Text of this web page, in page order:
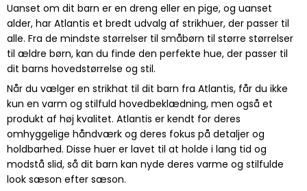
Uanset om dit barn er en dreng eller en pige, og uanset
alder, har Atlantis et bredt udvalg af strikhuer, der passer til
alle. Fra de mindste størrelser til småbørn til større størrelser
til ældre børn, kan du finde den perfekte hue, der passer til
dit barns hovedstørrelse og stil.
Når du vælger en strikhat til dit barn fra Atlantis, får du ikke
kun en varm og stilfuld hovedbeklædning, men også et
produkt af høj kvalitet. Atlantis er kendt for deres
omhyggelige håndværk og deres fokus på detaljer og
holdbarhed. Disse huer er lavet til at holde i lang tid og
modstå slid, så dit barn kan nyde deres varme og stilfulde
look sæson efter sæson.